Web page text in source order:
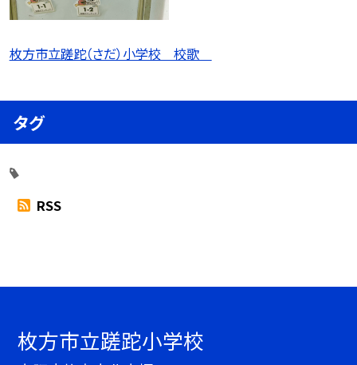
枚方市立蹉跎（さだ）小学校 校歌
タグ
RSS
枚方市立蹉跎小学校